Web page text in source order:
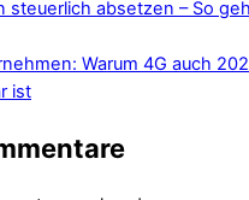
steuerlich absetzen – So
Warum 4G auch
ist